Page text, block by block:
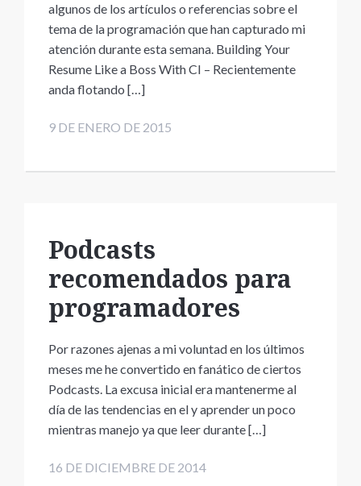
algunos de los artículos o referencias sobre el
tema de la programación que han capturado mi
atención durante esta semana. Building Your
Resume Like a Boss With CI – Recientemente
anda flotando […]
9 DE ENERO DE 2015
Podcasts
recomendados para
programadores
Por razones ajenas a mi voluntad en los últimos
meses me he convertido en fanático de ciertos
Podcasts. La excusa inicial era mantenerme al
día de las tendencias en el y aprender un poco
mientras manejo ya que leer durante […]
16 DE DICIEMBRE DE 2014